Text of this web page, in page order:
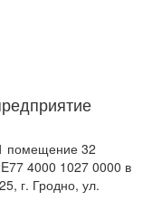
помещение 32
4000 1027 0000 в
г. Гродно, ул.